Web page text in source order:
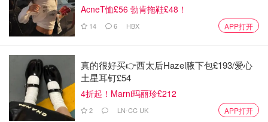
AcneT恤£56 勃肯拖鞋£48！
14 6 HBX APP打开
真的很好买👉西太后Hazel腋下包£193/爱心
土星耳钉£54
4折起！Marni玛丽珍£212
2 LN-CC UK APP打开